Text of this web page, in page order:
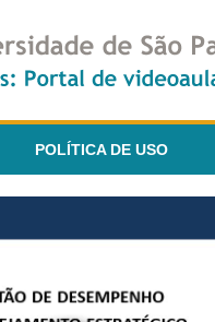
POLÍTICA DE USO